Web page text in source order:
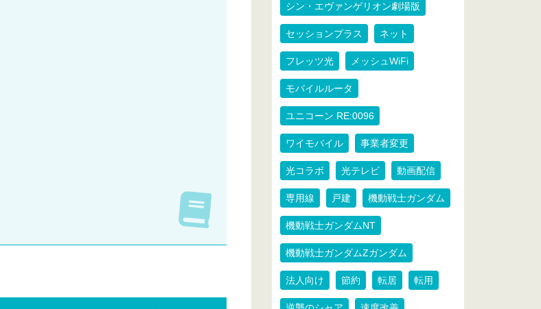
シン・エヴァンゲリオン劇場版
セッションプラス ネット
フレッツ光 メッシュWiFi
モバイルルータ
ユニコーン RE:0096
ワイモバイル 事業者変更
光コラボ 光テレビ 動画配信
専用線 戸建 機動戦士ガンダム
機動戦士ガンダムNT
機動戦士ガンダムZガンダム
法人向け 節約 転居 転用